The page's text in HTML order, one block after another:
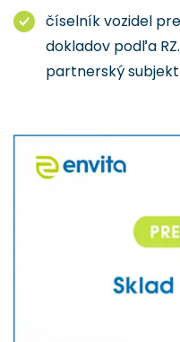
číselník vozidel
dokladov podľa
partnerský